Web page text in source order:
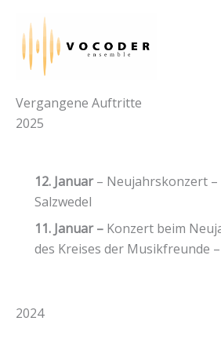
Inhalt
springen
Vergangene Auftritte
2025
12. Januar– Neujahrskonzert –
Salzwedel
11. Januar – Konzert beim
des Kreises der Musikfreunde
2024